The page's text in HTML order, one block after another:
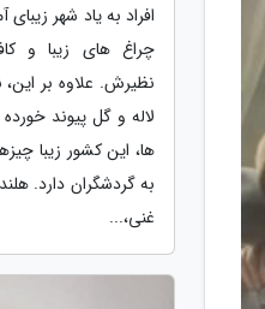
افراد به یاد شهر
چراغ های زیبا و
نظیرش. علاوه بر این،
لاله و گل پیوند
ها، این کشور زیبا
به گردشگران دارد.
غنی،...